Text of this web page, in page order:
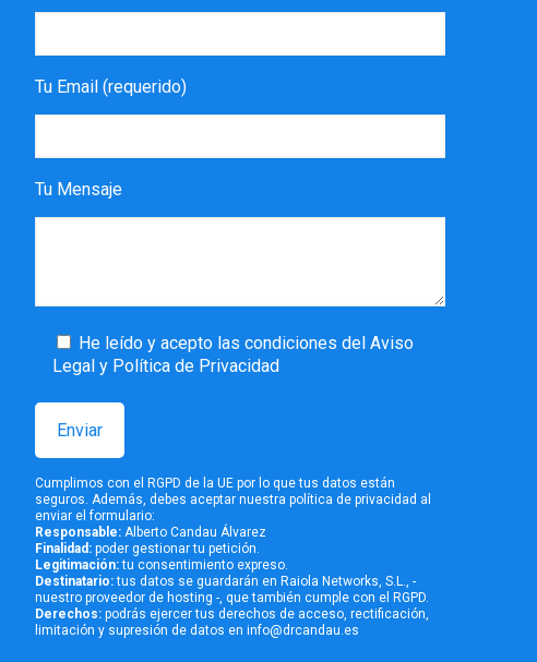
Tu Email (requerido)
Tu Mensaje
He leído y acepto las condiciones del Aviso
Legal y Política de Privacidad
Cumplimos con el RGPD de la UE por lo que tus datos están
seguros. Además, debes aceptar nuestra política de privacidad al
enviar el formulario:
Responsable:Alberto Candau Álvarez
Finalidad:poder gestionar tu petición.
Legitimación:tu consentimiento expreso.
Destinatario:tus datos se guardarán en Raiola Networks, S.L., -
nuestro proveedor de hosting -, que también cumple con el RGPD.
Derechos:podrás ejercer tus derechos de acceso, rectificación,
limitación y supresión de datos en info@drcandau.es